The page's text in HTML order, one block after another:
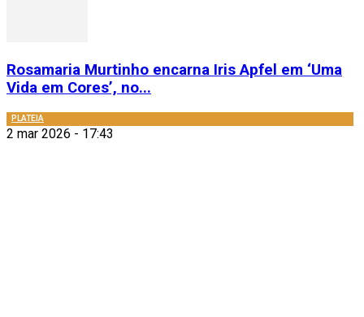
Rosamaria Murtinho encarna Iris Apfel em ‘Uma
Vida em Cores’, no...
PLATEIA
2 mar 2026 - 17:43